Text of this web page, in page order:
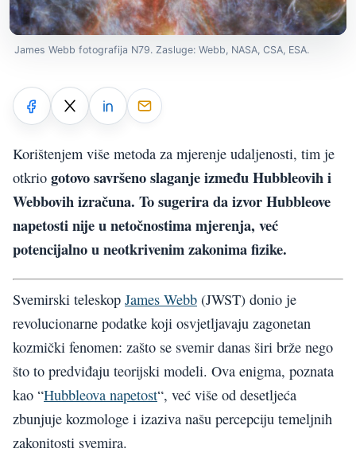
James Webb fotografija N79. Zasluge: Webb, NASA, CSA, ESA.
Korištenjem više metoda za mjerenje udaljenosti, tim je
otkrio gotovo savršeno slaganje između Hubbleovih i
Webbovih izračuna. To sugerira da izvor Hubbleove
napetosti nije u netočnostima mjerenja, već
potencijalno u neotkrivenim zakonima fizike.
Svemirski teleskop James Webb (JWST) donio je
revolucionarne podatke koji osvjetljavaju zagonetan
kozmički fenomen: zašto se svemir danas širi brže nego
što to predviđaju teorijski modeli. Ova enigma, poznata
kao “Hubbleova napetost“, već više od desetljeća
zbunjuje kozmologe i izaziva našu percepciju temeljnih
zakonitosti svemira.